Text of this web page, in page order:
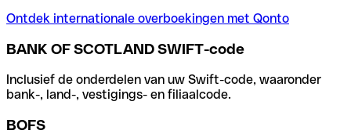
Ontdek internationale overboekingen met Qonto
BANK OF SCOTLAND SWIFT-code
Inclusief de onderdelen van uw Swift-code, waaronder
bank-, land-, vestigings- en filiaalcode.
BOFS